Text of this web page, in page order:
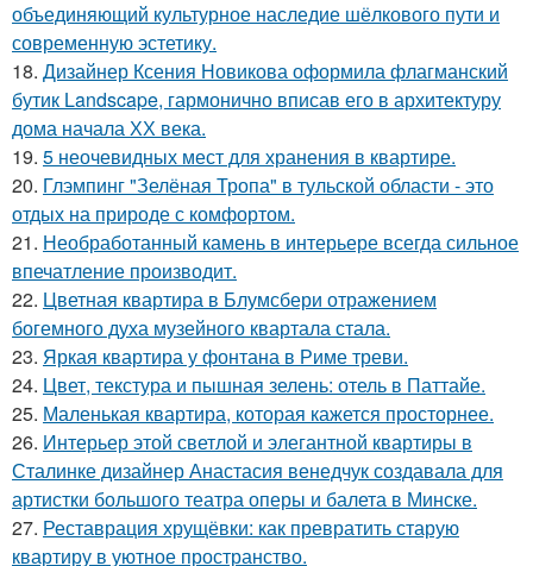
объединяющий культурное наследие шёлкового пути и
современную эстетику.
18. Дизайнер Ксения Новикова оформила флагманский
бутик Landscape, гармонично вписав его в архитектуру
дома начала ХХ века.
19. 5 неочевидных мест для хранения в квартире.
20. Глэмпинг "Зелёная Тропа" в тульской области - это
отдых на природе с комфортом.
21. Необработанный камень в интерьере всегда сильное
впечатление производит.
22. Цветная квартира в Блумсбери отражением
богемного духа музейного квартала стала.
23. Яркая квартира у фонтана в Риме треви.
24. Цвет, текстура и пышная зелень: отель в Паттайе.
25. Маленькая квартира, которая кажется просторнее.
26. Интерьер этой светлой и элегантной квартиры в
Сталинке дизайнер Анастасия венедчук создавала для
артистки большого театра оперы и балета в Минске.
27. Реставрация хрущёвки: как превратить старую
квартиру в уютное пространство.